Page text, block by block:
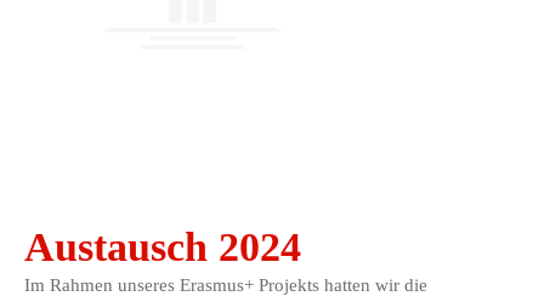
Austausch 2024
Im Rahmen unseres Erasmus+ Projekts hatten wir die